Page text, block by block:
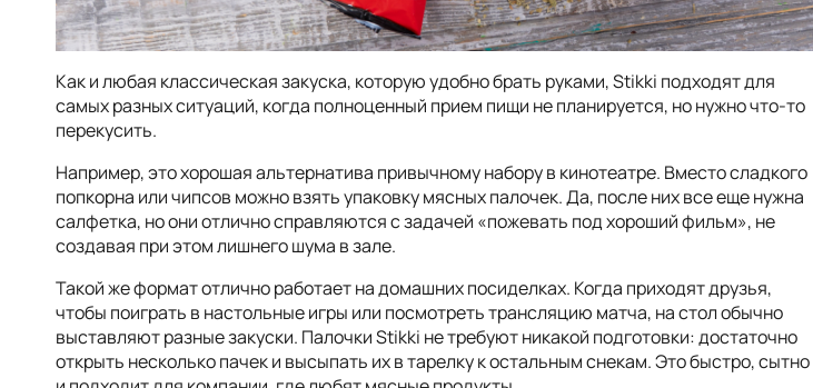
Как и любая классическая закуска, которую удобно брать руками, Stikki подходят для
самых разных ситуаций, когда полноценный прием пищи не планируется, но нужно что-то
перекусить.
Например, это хорошая альтернатива привычному набору в кинотеатре. Вместо сладкого
попкорна или чипсов можно взять упаковку мясных палочек. Да, после них все еще нужна
салфетка, но они отлично справляются с задачей «пожевать под хороший фильм», не
создавая при этом лишнего шума в зале.
Такой же формат отлично работает на домашних посиделках. Когда приходят друзья,
чтобы поиграть в настольные игры или посмотреть трансляцию матча, на стол обычно
выставляют разные закуски. Палочки Stikki не требуют никакой подготовки: достаточно
открыть несколько пачек и высыпать их в тарелку к остальным снекам. Это быстро, сытно